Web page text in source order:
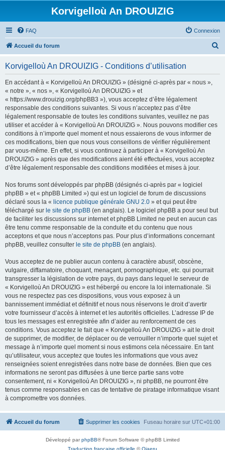
Korvigelloù An DROUIZIG
FAQ Connexion
Accueil du forum
Korvigelloù An DROUIZIG - Conditions d’utilisation
En accédant à « Korvigelloù An DROUIZIG » (désigné ci-après par « nous »,
« notre », « nos », « Korvigelloù An DROUIZIG » et
« https://www.drouizig.org/phpBB3 »), vous acceptez d’être légalement
responsable des conditions suivantes. Si vous n’acceptez pas d’être
légalement responsable de toutes les conditions suivantes, veuillez ne pas
utiliser et accéder à « Korvigelloù An DROUIZIG ». Nous pouvons modifier ces
conditions à n’importe quel moment et nous essaierons de vous informer de
ces modifications, bien que nous vous conseillons de vérifier régulièrement
par vous-même. En effet, si vous continuez à participer à « Korvigelloù An
DROUIZIG » après que des modifications aient été effectuées, vous acceptez
d’être légalement responsable des conditions modifiées et mises à jour.
Nos forums sont développés par phpBB (désignés ci-après par « logiciel
phpBB » et « phpBB Limited ») qui est un logiciel de forum de discussions
déclaré sous la « licence publique générale GNU 2.0 » et qui peut être
téléchargé sur le site de phpBB (en anglais). Le logiciel phpBB a pour seul but
de faciliter les discussions sur internet et phpBB Limited ne peut en aucun cas
être tenu comme responsable de la conduite et du contenu que nous
acceptons et que nous n’acceptons pas. Pour plus d’informations concernant
phpBB, veuillez consulter le site de phpBB (en anglais).
Vous acceptez de ne publier aucun contenu à caractère abusif, obscène,
vulgaire, diffamatoire, choquant, menaçant, pornographique, etc. qui pourrait
transgresser la législation de votre pays, du pays dans lequel le serveur de
« Korvigelloù An DROUIZIG » est hébergé ou encore la loi internationale. Si
vous ne respectez pas ces dispositions, vous vous exposez à un
bannissement immédiat et définitif et nous nous réservons le droit d’avertir
votre fournisseur d’accès à internet et les autorités officielles. L’adresse IP de
tous les messages est enregistrée afin d’aider au renforcement de ces
conditions. Vous acceptez le fait que « Korvigelloù An DROUIZIG » ait le droit
de supprimer, de modifier, de déplacer ou de verrouiller n’importe quel sujet et
message à n’importe quel moment si nous estimons cela nécessaire. En tant
qu’utilisateur, vous acceptez que toutes les informations que vous avez
renseignées soient enregistrées dans notre base de données. Bien que ces
informations ne seront pas diffusées à une tierce partie sans votre
consentement, ni « Korvigelloù An DROUIZIG », ni phpBB, ne pourront être
tenus comme responsables en cas de tentative de piratage informatique visant
à compromettre vos données.
Accueil du forum Fuseau horaire sur UTC+01:00
Supprimer les cookies
Développé parphpBB® Forum Software © phpBB Limited
Traduction française officielle ©Qiaeru